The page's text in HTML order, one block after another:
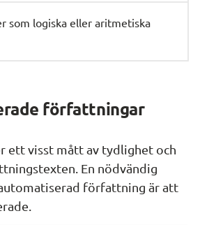
som logiska eller aritmetiska
författningar
ett visst mått av tydlighet och
En nödvändig
författning är att